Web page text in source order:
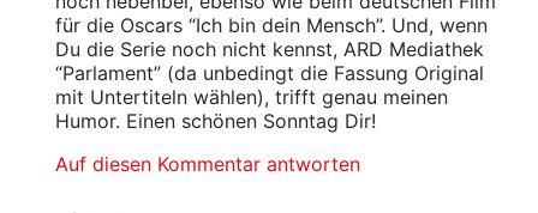
für die Oscars “Ich bin dein Mensch”. Und, wenn
Du die Serie noch nicht kennst, ARD Mediathek
“Parlament” (da unbedingt die Fassung Original
mit Untertiteln wählen), trifft genau meinen
Humor. Einen schönen Sonntag Dir!
Auf diesen Kommentar antworten